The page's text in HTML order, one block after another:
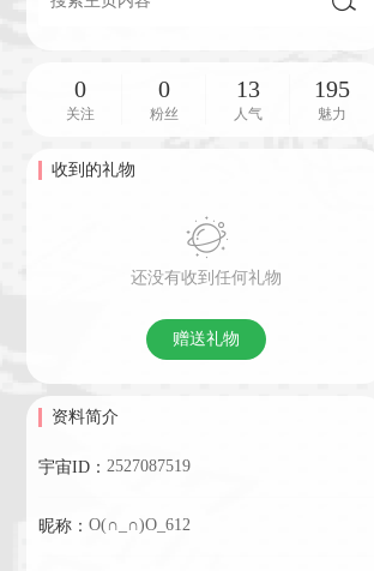
0
关注
0
粉丝
13
人气
195
魅力
收到的礼物
还没有收到任何礼物
赠送礼物
资料简介
宇宙ID： 2527087519
昵称： O(∩_∩)O_612